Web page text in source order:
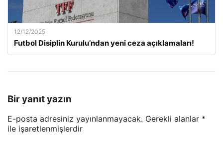
12/12/2025
Futbol Disiplin Kurulu’ndan yeni ceza açıklamaları!
Bir yanıt yazın
E-posta adresiniz yayınlanmayacak. Gerekli alanlar *
ile işaretlenmişlerdir